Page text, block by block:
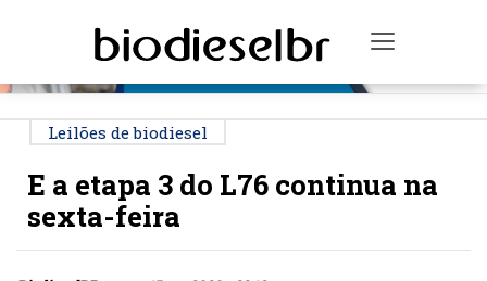
Toggle
Leilões de biodiesel
E a etapa 3 do L76 continua na
sexta-feira